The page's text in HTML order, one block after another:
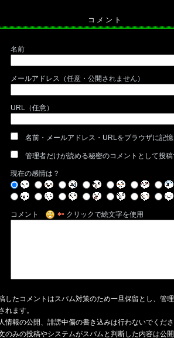
コ メ ン ト
名前
メールアドレス（任意・公開されません）
URL（任意）
名前・メールアドレス・URLをブラウザに記憶
管理者だけが読める秘密のコメントとして投稿
現在の感情は？
コメント クリックで絵文字を使用
したコメントはスパム対策のため一旦保留とし、管
れます。
情報の公開、誹謗中傷の書き込みは行わないでくださ
のみの投稿やシステムがスパムと判断した内容は公